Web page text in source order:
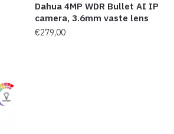
Dahua 4MP WDR Bullet AI IP
camera, 3.6mm vaste lens
€279,00